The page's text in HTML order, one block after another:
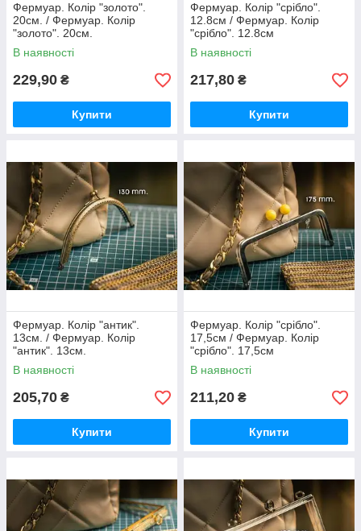
Фермуар. Колір "золото".
20см. / Фермуар. Колір
"золото". 20см.
В наявності
229,90 ₴
Купити
Фермуар. Колір "срібло".
12.8см / Фермуар. Колір
"срібло". 12.8см
В наявності
217,80 ₴
Купити
Фермуар. Колір "антик".
13см. / Фермуар. Колір
"антик". 13см.
В наявності
205,70 ₴
Купити
Фермуар. Колір "срібло".
17,5см / Фермуар. Колір
"срібло". 17,5см
В наявності
211,20 ₴
Купити